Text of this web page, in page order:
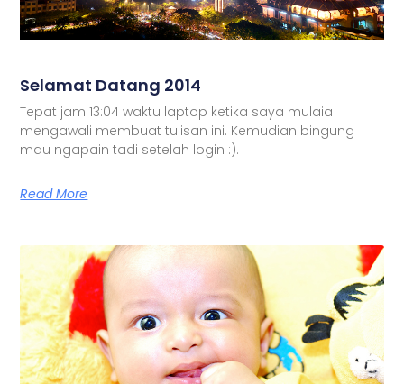
Selamat Datang 2014
Tepat jam 13:04 waktu laptop ketika saya mulaia
mengawali membuat tulisan ini. Kemudian bingung
mau ngapain tadi setelah login :).
Read More